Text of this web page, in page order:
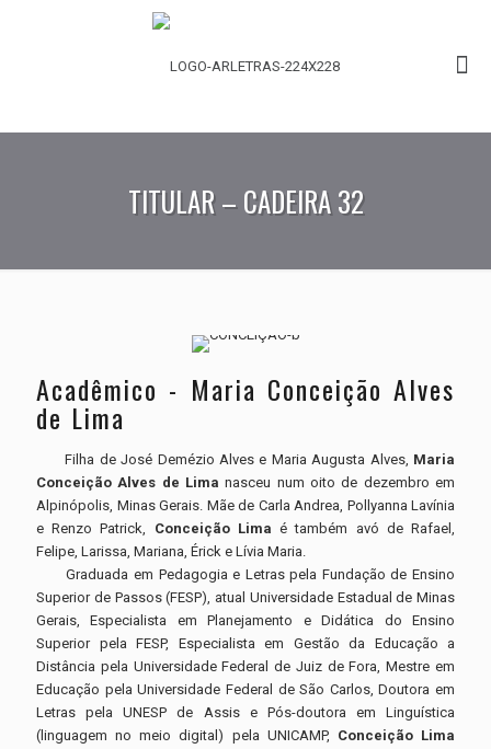
TITULAR – CADEIRA 32
Acadêmico - Maria Conceição Alves
de Lima
Filha de José Demézio Alves e Maria Augusta Alves, Maria
Conceição Alves de Lima nasceu num oito de dezembro em
Alpinópolis, Minas Gerais. Mãe de Carla Andrea, Pollyanna Lavínia
e Renzo Patrick, Conceição Lima é também avó de Rafael,
Felipe, Larissa, Mariana, Érick e Lívia Maria.
Graduada em Pedagogia e Letras pela Fundação de Ensino
Superior de Passos (FESP), atual Universidade Estadual de Minas
Gerais, Especialista em Planejamento e Didática do Ensino
Superior pela FESP, Especialista em Gestão da Educação a
Distância pela Universidade Federal de Juiz de Fora, Mestre em
Educação pela Universidade Federal de São Carlos, Doutora em
Letras pela UNESP de Assis e Pós-doutora em Linguística
(linguagem no meio digital) pela UNICAMP, Conceição Lima